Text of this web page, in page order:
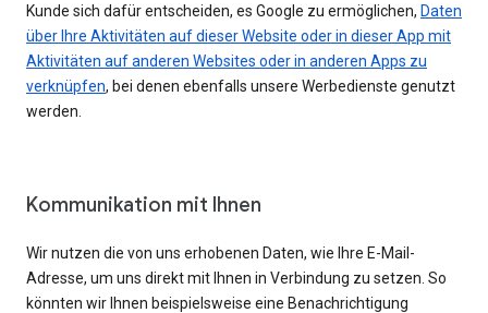
Kunde sich dafür entscheiden, es Google zu ermöglichen, Daten
über Ihre Aktivitäten auf dieser Website oder in dieser App mit
Aktivitäten auf anderen Websites oder in anderen Apps zu
verknüpfen, bei denen ebenfalls unsere Werbedienste genutzt
werden.
Kommunikation mit Ihnen
Wir nutzen die von uns erhobenen Daten, wie Ihre E-Mail-
Adresse, um uns direkt mit Ihnen in Verbindung zu setzen. So
könnten wir Ihnen beispielsweise eine Benachrichtigung